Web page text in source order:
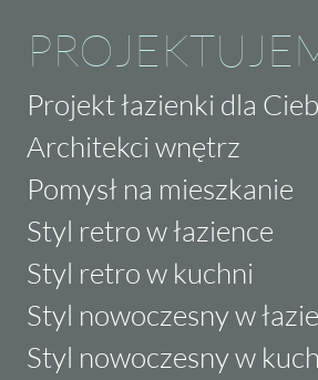
Projekt łazienki dla
Architekci wnętrz
Pomysł na mieszkanie
Styl retro w łazience
Styl retro w kuchni
Styl nowoczesny w
Styl nowoczesny w